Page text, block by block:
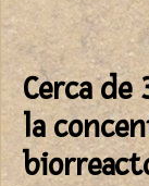
Cerca de
la